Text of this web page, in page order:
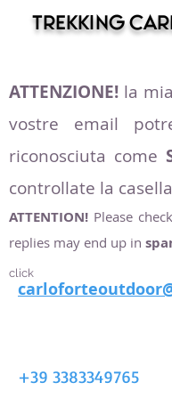
trekking
ATTENZIONE! la
vostre email
riconosciuta come
controllate la
ATTENTION! Please
replies may end up in
click
+39 3383349765